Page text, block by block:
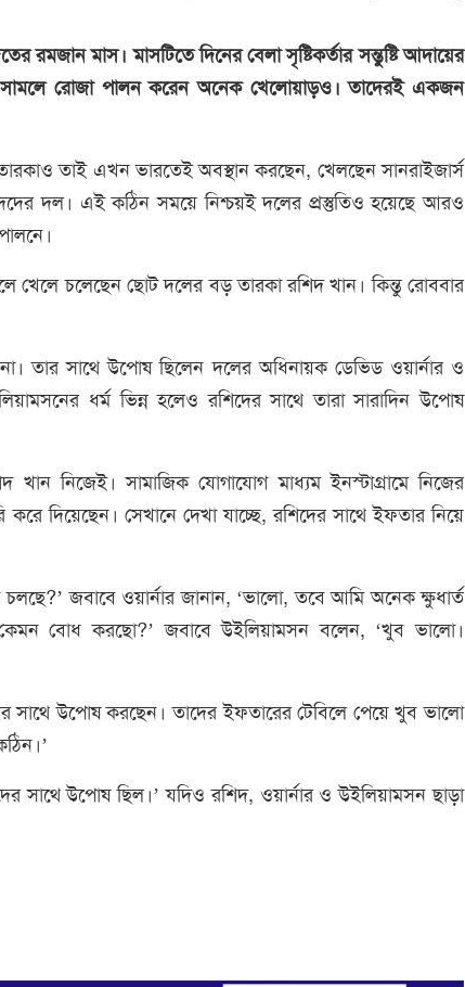
রমজান মাস। মাসটিতে দিনের বেলা সৃষ্টিকর্তার সন্তুষ্টি আদায়ের
সামলে রোজা পালন করেন অনেক খেলোয়াড়ও। তাদেরই একজন
তাই এখন ভারতেই অবস্থান করছেন, খেলছেন সানরাইজার্স
দল। এই কঠিন সময়ে নিশ্চয়ই দলের প্রস্তুতিও হয়েছে আরও
চলেছেন ছোট দলের বড় তারকা রশিদ খান। কিন্তু রোববার
তার সাথে উপোষ ছিলেন দলের অধিনায়ক ডেভিড ওয়ার্নার ও
ধর্ম ভিন্ন হলেও রশিদের সাথে তারা সারাদিন উপোষ
নিজেই। সামাজিক যোগাযোগ মাধ্যম ইনস্টাগ্রামে নিজের
দিয়েছেন। সেখানে দেখা যাচ্ছে, রশিদের সাথে ইফতার নিয়ে
জবাবে ওয়ার্নার জানান, ‘ভালো, তবে আমি অনেক ক্ষুধার্ত
বোধ করছো?’ জবাবে উইলিয়ামসন বলেন, ‘খুব ভালো।
উপোষ করছেন। তাদের ইফতারের টেবিলে পেয়ে খুব ভালো
সাথে উপোষ ছিল।’ যদিও রশিদ, ওয়ার্নার ও উইলিয়ামসন ছাড়া